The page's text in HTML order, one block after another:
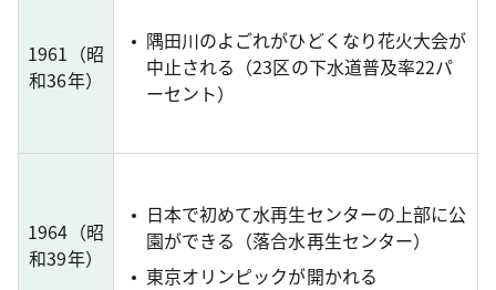
1961（昭
和36年）
隅田川のよごれがひどくなり花火大会が
中止される（23区の下水道普及率22パ
ーセント）
1964（昭
和39年）
日本で初めて水再生センターの上部に公
園ができる（落合水再生センター）
東京オリンピックが開かれる